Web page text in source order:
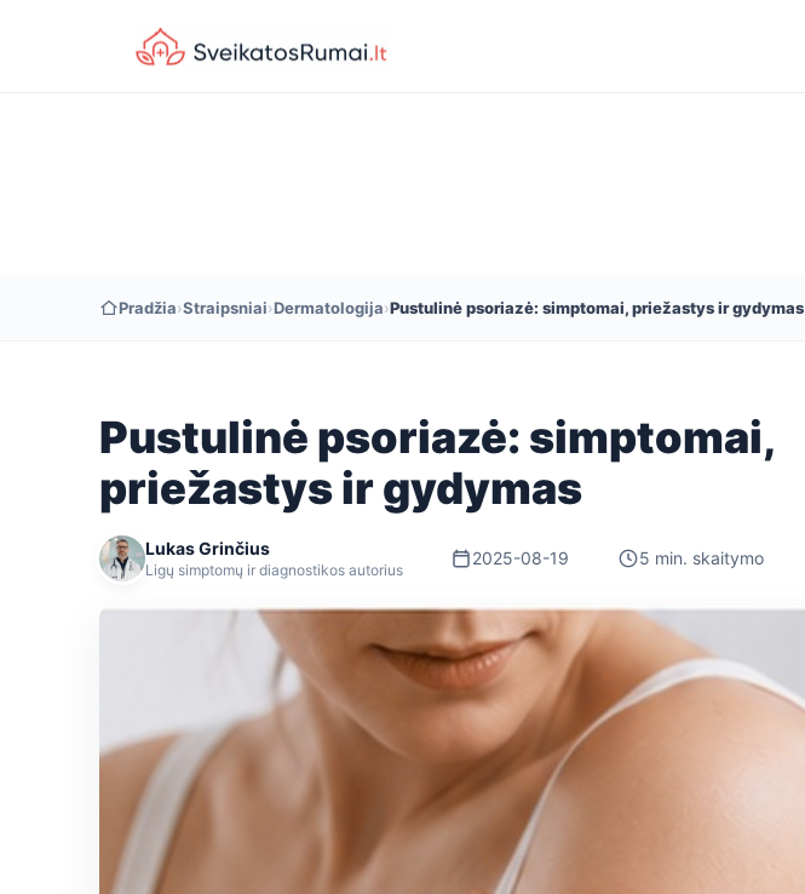
Pradžia›Straipsniai›Dermatologija›Pustulinė psoriazė: simptomai, priežastys ir gydymas
Pustulinė psoriazė: simptomai,
priežastys ir gydymas
Lukas Grinčius
Ligų simptomų ir diagnostikos autorius
2025-08-19 5 min. skaitymo